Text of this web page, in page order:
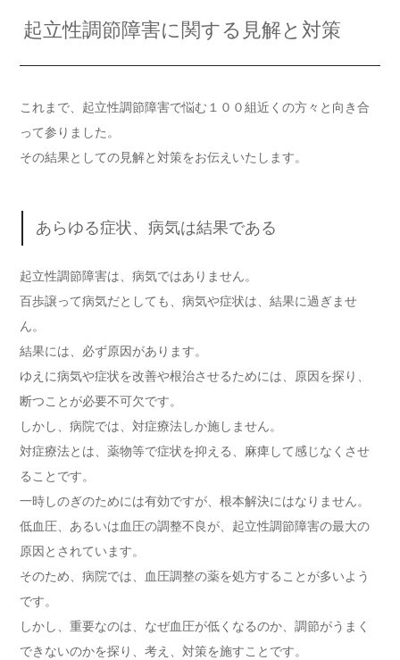
起立性調節障害に関する見解と対策
これまで、起立性調節障害で悩む１００組近くの方々と向き合
って参りました。
その結果としての見解と対策をお伝えいたします。
あらゆる症状、病気は結果である
起立性調節障害は、病気ではありません。
百歩譲って病気だとしても、病気や症状は、結果に過ぎませ
ん。
結果には、必ず原因があります。
ゆえに病気や症状を改善や根治させるためには、原因を探り、
断つことが必要不可欠です。
しかし、病院では、対症療法しか施しません。
対症療法とは、薬物等で症状を抑える、麻痺して感じなくさせ
ることです。
一時しのぎのためには有効ですが、根本解決にはなりません。
低血圧、あるいは血圧の調整不良が、起立性調節障害の最大の
原因とされています。
そのため、病院では、血圧調整の薬を処方することが多いよう
です。
しかし、重要なのは、なぜ血圧が低くなるのか、調節がうまく
できないのかを探り、考え、対策を施すことです。